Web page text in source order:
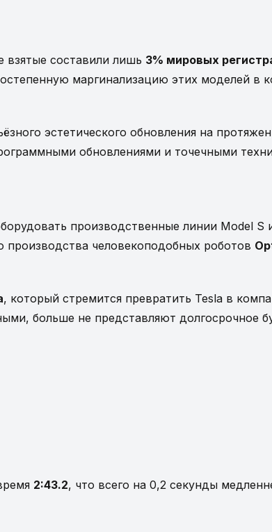
взятые составили лишь 3% мировых
маргинализацию этих моделей в
эстетического обновления на
обновлениями и точечными
производственные линии Model S
производства человекоподобных роботов
, который стремится превратить Tesla в
больше не представляют долгосрочное
2:43.2, что всего на 0,2 секунды